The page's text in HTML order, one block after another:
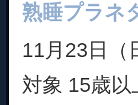
熟睡プラネ
11月23日（
対象 15歳